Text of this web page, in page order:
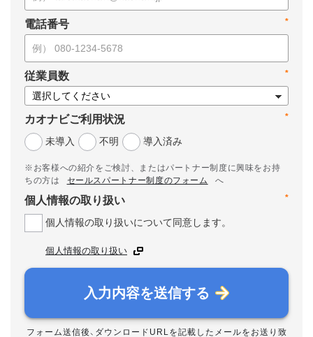
*
電話番号
*
従業員数
*
カオナビご利用状況
未導入
不明 導入済み
※お客様への紹介をご検討、またはパートナー制度に興味をお持
ちの方は
セールスパートナー制度のフォーム
へ
*
個人情報の取り扱い
個人情報の取り扱いについて同意します。
個人情報の取り扱い
入力内容を送信する
フォーム送信後、ダウンロードURLを記載したメールをお送り致